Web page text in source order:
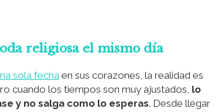
religiosa el mismo día
sola fechaen sus corazones, la realidad es
cuando los tiempos son muy ajustados, lo
y no salga como lo esperas. Desde llegar